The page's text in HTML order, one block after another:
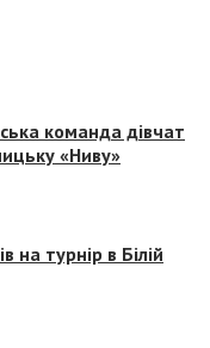
команда дівчат
«Ниву»
на турнір в Білій